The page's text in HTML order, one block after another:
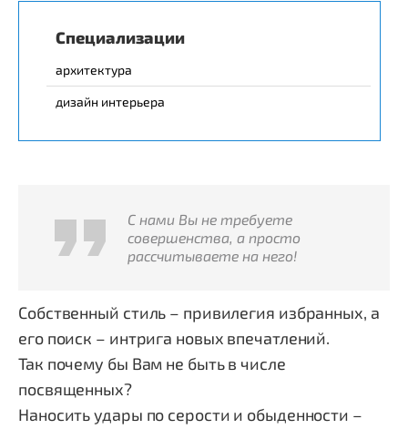
Специализации
архитектура
дизайн интерьера
С нами Вы не требуете
совершенства, а просто
рассчитываете на него!
Собственный стиль – привилегия избранных, а
его поиск – интрига новых впечатлений.
Так почему бы Вам не быть в числе
посвященных?
Наносить удары по серости и обыденности –